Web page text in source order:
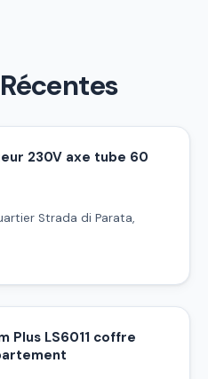
230V axe tube 60
Strada di Parata,
Plus LS6011 coffre